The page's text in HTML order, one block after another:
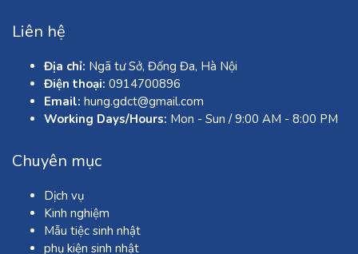
Liên hệ
Địa chỉ: Ngã tư Sở, Đống Đa, Hà Nội
Điện thoại: 0914700896
Email: hung.gdct@gmail.com
Working Days/Hours: Mon - Sun / 9:00 AM - 8:00 PM
Chuyên mục
Dịch vụ
Kinh nghiệm
Mẫu tiệc sinh nhật
phụ kiện sinh nhật